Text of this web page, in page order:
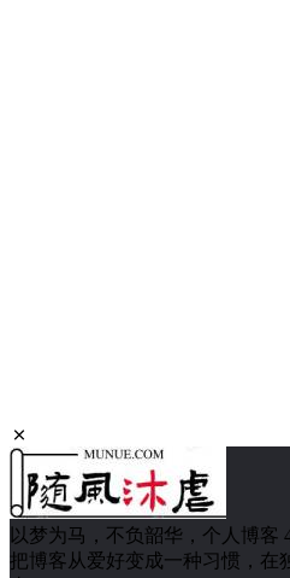
以梦为马，不负韶华，个人博客
把博客从爱好变成一种习惯，在